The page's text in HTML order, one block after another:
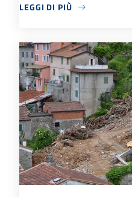
LEGGI DI PIÙ